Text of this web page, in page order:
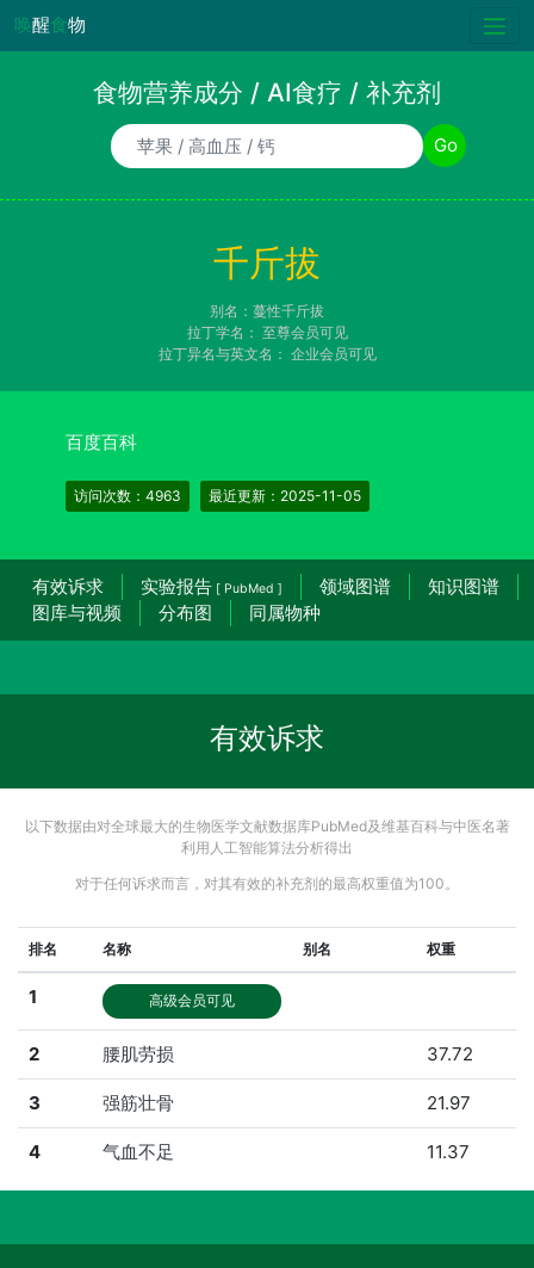
唤醒食物
食物营养成分 / AI食疗 / 补充剂
食物/AI食疗诉求/补充剂名称 Go
千斤拔
别名：蔓性千斤拔
拉丁学名： 至尊会员可见
拉丁异名与英文名： 企业会员可见
百度百科
访问次数：4963 最近更新：2025-11-05
有效诉求 实验报告 [ PubMed ] 领域图谱
知识图谱
图库与视频
分布图 同属物种
有效诉求
以下数据由对全球最大的生物医学文献数据库PubMed及维基百科与中医名著
利用人工智能算法分析得出
对于任何诉求而言，对其有效的补充剂的最高权重值为100。
排名 名称 别名 权重
1 高级会员可见
2 腰肌劳损 37.72
3 强筋壮骨 21.97
4 气血不足 11.37